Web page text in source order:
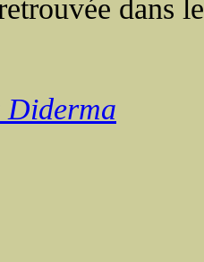
dans
Diderma